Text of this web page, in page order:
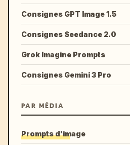
Consignes GPT Image 1.5
Consignes Seedance 2.0
Grok Imagine Prompts
Consignes Gemini 3 Pro
PAR MÉDIA
Prompts d'image